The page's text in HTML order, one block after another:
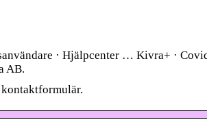
· Hjälpcenter … Kivra+ ·
AB.